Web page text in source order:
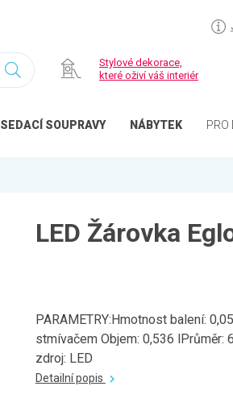
Stylové dekorace,
které oživí váš interiér
SEDACÍ SOUPRAVY NÁBYTEK PRO
LED Žárovka
PARAMETRY:Hmotnost balení:
stmívačem Objem: 0,536
zdroj: LED
Detailní popis